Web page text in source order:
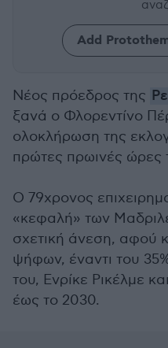
Add
Νέος πρόεδρος της
ξανά ο Φλορεντίνο
ολοκλήρωση της
πρώτες πρωινές ώρες
Ο 79χρονος
«κεφαλή» των
σχετική άνεση, αφού
ψήφων, έναντι του
του, Ενρίκε Ρικέλμε
έως το 2030.